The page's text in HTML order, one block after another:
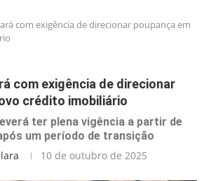
com exigência de direcionar poupança em
com exigência de direcionar
crédito imobiliário
ter plena vigência a partir de
um período de transição
10 de outubro de 2025